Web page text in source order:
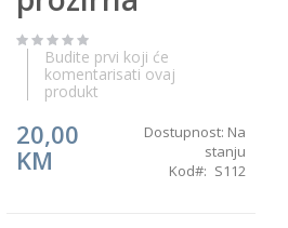
Budite prvi koji će
komentarisati ovaj
produkt
20,00
KM
Dostupnost: Na
stanju
Kod
S112
the
gallery